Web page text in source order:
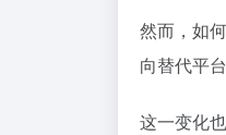
然而，如
向替代平
这一变化